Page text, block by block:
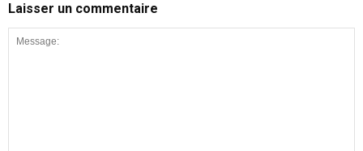
Laisser un commentaire